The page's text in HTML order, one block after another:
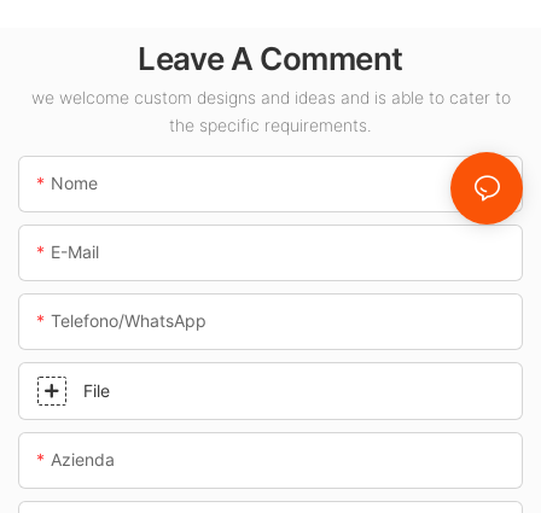
stazioni di servizio
e sottopassaggi.
Leave A Comment
we welcome custom designs and ideas and is able to cater to
the specific requirements.
Nome
E-Mail
Telefono/WhatsApp
File
Azienda